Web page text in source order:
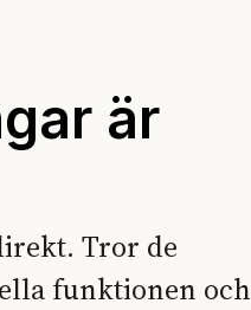
är
Tror de
funktionen och